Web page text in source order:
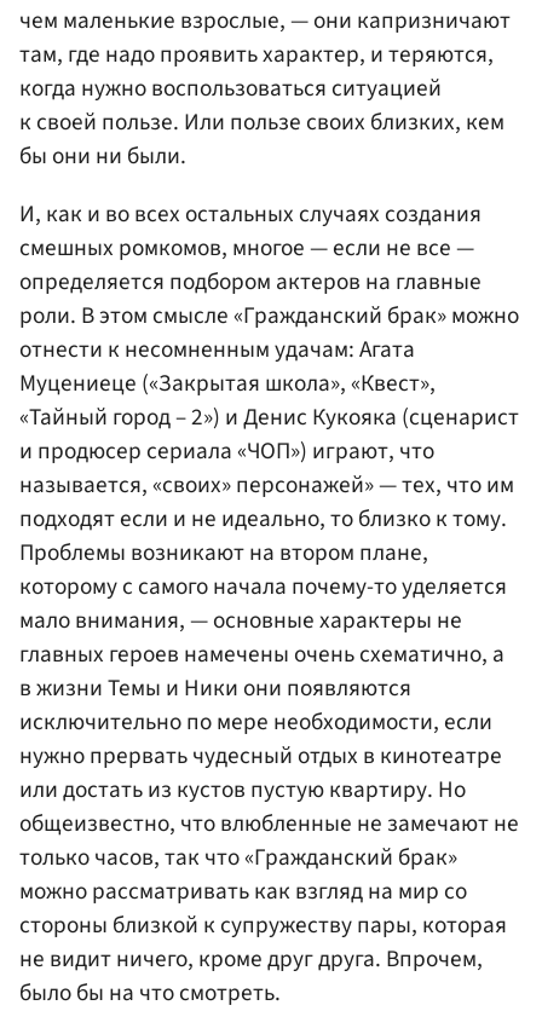
чем маленькие взрослые, — они капризничают
там, где надо проявить характер, и теряются,
когда нужно воспользоваться ситуацией
к своей пользе. Или пользе своих близких, кем
бы они ни были.
И, как и во всех остальных случаях создания
смешных ромкомов, многое — если не все —
определяется подбором актеров на главные
роли. В этом смысле «Гражданский брак» можно
отнести к несомненным удачам: Агата
Муцениеце («Закрытая школа», «Квест»,
«Тайный город – 2») и Денис Кукояка (сценарист
и продюсер сериала «ЧОП») играют, что
называется, «своих» персонажей» — тех, что им
подходят если и не идеально, то близко к тому.
Проблемы возникают на втором плане,
которому с самого начала почему-то уделяется
мало внимания, — основные характеры не
главных героев намечены очень схематично, а
в жизни Темы и Ники они появляются
исключительно по мере необходимости, если
нужно прервать чудесный отдых в кинотеатре
или достать из кустов пустую квартиру. Но
общеизвестно, что влюбленные не замечают не
только часов, так что «Гражданский брак»
можно рассматривать как взгляд на мир со
стороны близкой к супружеству пары, которая
не видит ничего, кроме друг друга. Впрочем,
было бы на что смотреть.